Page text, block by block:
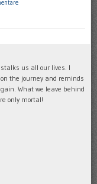
us all our lives. I
the journey and reminds
What we leave behind
only mortal!